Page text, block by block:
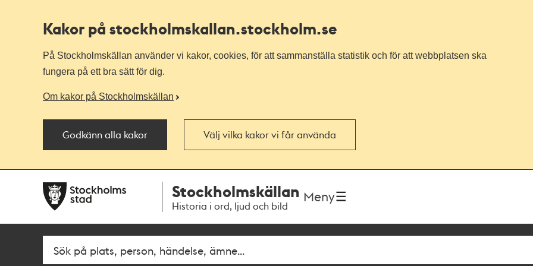
Kakor på stockholmskallan.stockholm.se
På Stockholmskällan använder vi kakor, cookies, för att sammanställa statistik och för att webbplatsen ska
fungera på ett bra sätt för dig.
Om kakor på Stockholmskällan
Godkänn alla kakor Välj vilka kakor vi får använda
navigationen
huvudinnehållet
Stockholmskällan
Historia i ord, ljud och bild
Meny
SökFritextsök